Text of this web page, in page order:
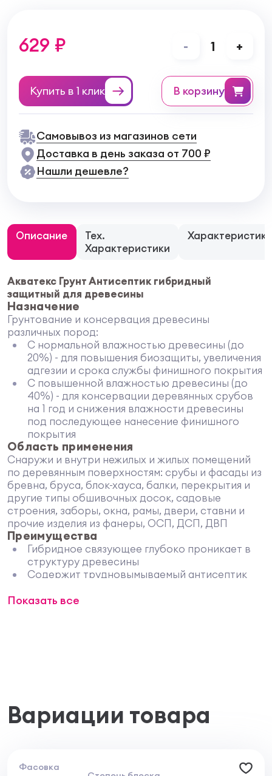
629 ₽ - 1 +
Купить в 1 клик в корзину
Самовывоз из магазинов сети
Доставка в день заказа от 700 ₽
Нашли дешевле?
Описание
Тех.
Характеристики
Характеристики
Акватекс Грунт Антисептик гибридный
защитный для древесины
Назначение
Грунтование и консервация древесины
различных пород:
С нормальной влажностью древесины (до
20%) - для повышения биозащиты, увеличения
адгезии и срока службы финишного покрытия
С повышенной влажностью древесины (до
40%) - для консервации деревянных срубов
на 1 год и снижения влажности древесины
под последующее нанесение финишного
покрытия
Область применения
Снаружи и внутри нежилых и жилых помещений
по деревянным поверхностям: срубы и фасады из
бревна, бруса, блок-хауса, балки, перекрытия и
другие типы обшивочных досок, садовые
строения, заборы, окна, рамы, двери, ставни и
прочие изделия из фанеры, ОСП, ДСП, ДВП
Преимущества
Гибридное связующее глубоко проникает в
структуру древесины
Содержит трудновымываемый антисептик
Легко перекрашивается
обеспечивает комплексную защиту
древесины от гнили, плесневых и
СНГ
Показать все
Вариации товара
Фасовка